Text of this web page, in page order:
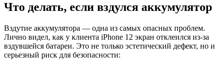
Что делать, если вздулся аккумулятор
Вздутие аккумулятора — одна из самых опасных проблем.
Лично видел, как у клиента iPhone 12 экран отклеился из-за
вздувшейся батареи. Это не только эстетический дефект, но и
серьезный риск для безопасности: